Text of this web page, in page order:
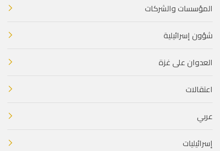
المؤسسات والشركات
شؤون إسرائيلية
العدوان على غزة
اعتقالات
عربي
إسرائيليات